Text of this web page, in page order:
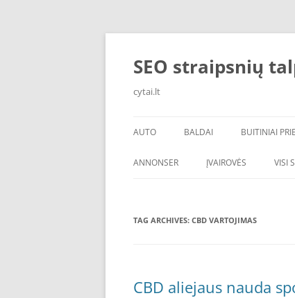
Skip
SEO straipsnių
cytai.lt
AUTO
PADANGOS
BALDAI BUITINIAI
ANNONSER ĮVAIROVĖS VISI
TAG ARCHIVES: CBD VARTOJIMAS
CBD aliejaus nauda